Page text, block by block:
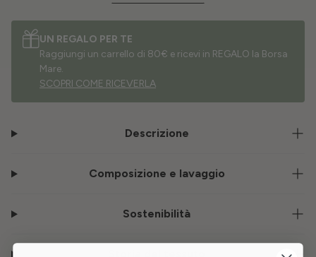
UN REGALO PER TE
Raggiungi un carrello di 80€ e ricevi in REGALO la Borsa
Mare.
SCOPRI COME RICEVERLA
Descrizione
Composizione e lavaggio
Sostenibilità